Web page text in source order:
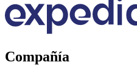
Compañía